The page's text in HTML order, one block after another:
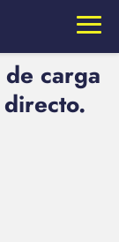
carga